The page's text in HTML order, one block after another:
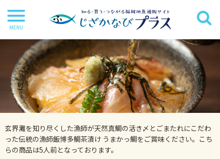
干物
丸魚
切り身
茶漬け・炊き込み等
鍋・麺類
海苔
玄界灘を知り尽くした漁師が天然真鯛の活き〆とごまたれにこだわ
った伝統の漁師飯博多鯛茶漬け うまかっ鯛をご賞味ください。こち
らの商品は5人前となっております。